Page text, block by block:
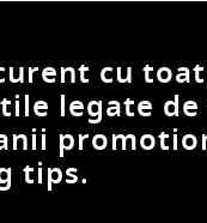
cu
legate
tips.